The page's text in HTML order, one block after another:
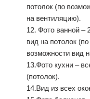
потолок (по
на вентиляцию).
12. Фото ванной –
вид на потолок (по
возможности вид
13.Фото кухни –
(потолок).
14.Вид из всех